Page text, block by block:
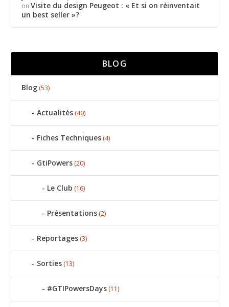
onVisite du design Peugeot : « Et si on réinventait
un best seller »?
BLOG
Blog (53)
Actualités (40)
Fiches Techniques (4)
GtiPowers (20)
Le Club (16)
Présentations (2)
Reportages (3)
Sorties (13)
#GTIPowersDays (11)